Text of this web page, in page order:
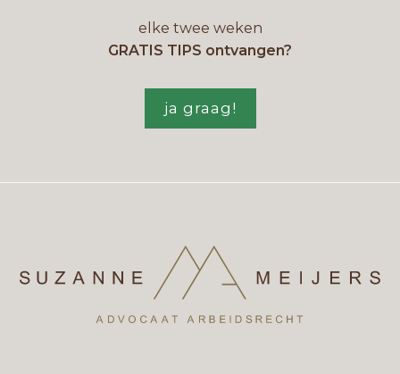
elke twee weken
GRATIS TIPS ontvangen?
ja graag!